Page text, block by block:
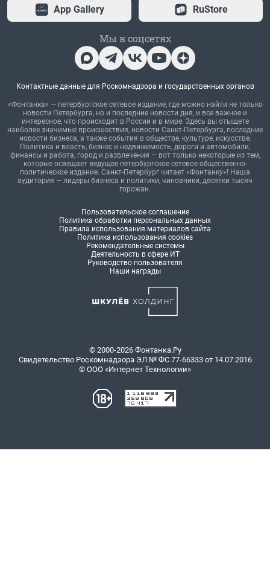
App Gallery RuStore
Мы в соцсетях
Контактные данные для Роскомнадзора и государственных органов
«Фонтанка» — петербургское сетевое издание, где можно найти не только
новости Петербурга, но и последние новости дня, и все важное и
интересное, что происходит в России и в мире. Здесь вы отыщете
наиболее значимые происшествия, новости Санкт-Петербурга, последние
новости бизнеса, а также события в обществе, культуре, искусстве.
Политика и власть, бизнес и недвижимость, дороги и автомобили,
финансы и работа, город и развлечения — вот только некоторые из тем,
которые освещает ведущее петербургское сетевое общественно-
политическое издание. Санкт-Петербург читает «Фонтанку»! Наша
аудитория — лидеры бизнеса и политики, чиновники, десятки тысяч
горожан.
Пользовательское соглашение
Политика обработки персональных данных
Правила использования материалов сайта
Политика использования cookies
Рекомендательные системы
Деятельность в сфере ИТ
Руководство пользователя
Наши награды
© 2000-2026 Фонтанка.Ру
Свидетельство Роскомнадзора ЭЛ № ФС 77-66333 от 14.07.2016
© ООО «Интернет Технологии»